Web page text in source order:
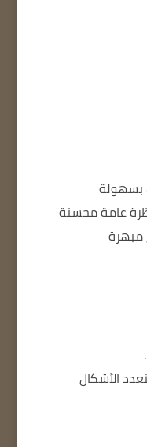
بسهولة
عامة محسنة
مبهرة
الأشكال